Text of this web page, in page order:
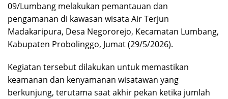
09/Lumbang melakukan pemantauan dan
pengamanan di kawasan wisata Air Terjun
Madakaripura, Desa Negororejo, Kecamatan Lumbang,
Kabupaten Probolinggo, Jumat (29/5/2026).
Kegiatan tersebut dilakukan untuk memastikan
keamanan dan kenyamanan wisatawan yang
berkunjung, terutama saat akhir pekan ketika jumlah